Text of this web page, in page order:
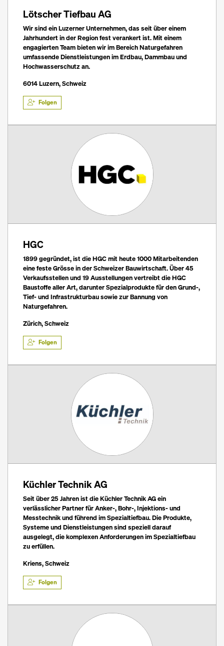
Lötscher Tiefbau AG
Wir sind ein Luzerner Unternehmen, das seit über einem
Jahrhundert in der Region fest verankert ist. Mit einem
engagierten Team bieten wir im Bereich Naturgefahren
umfassende Dienstleistungen im Erdbau, Dammbau und
Hochwasserschutz an.
6014 Luzern, Schweiz
Folgen
HGC
1899 gegründet, ist die HGC mit heute 1000 Mitarbeitenden
eine feste Grösse in der Schweizer Bauwirtschaft. Über 45
Verkaufsstellen und 19 Ausstellungen vertreibt die HGC
Baustoffe aller Art, darunter Spezialprodukte für den Grund-,
Tief- und Infrastrukturbau sowie zur Bannung von
Naturgefahren.
Zürich, Schweiz
Folgen
Küchler Technik AG
Seit über 25 Jahren ist die Küchler Technik AG ein
verlässlicher Partner für Anker-, Bohr-, Injektions- und
Messtechnik und führend im Spezialtiefbau. Die Produkte,
Systeme und Dienstleistungen sind speziell darauf
ausgelegt, die komplexen Anforderungen im Spezialtiefbau
zu erfüllen.
Kriens, Schweiz
Folgen